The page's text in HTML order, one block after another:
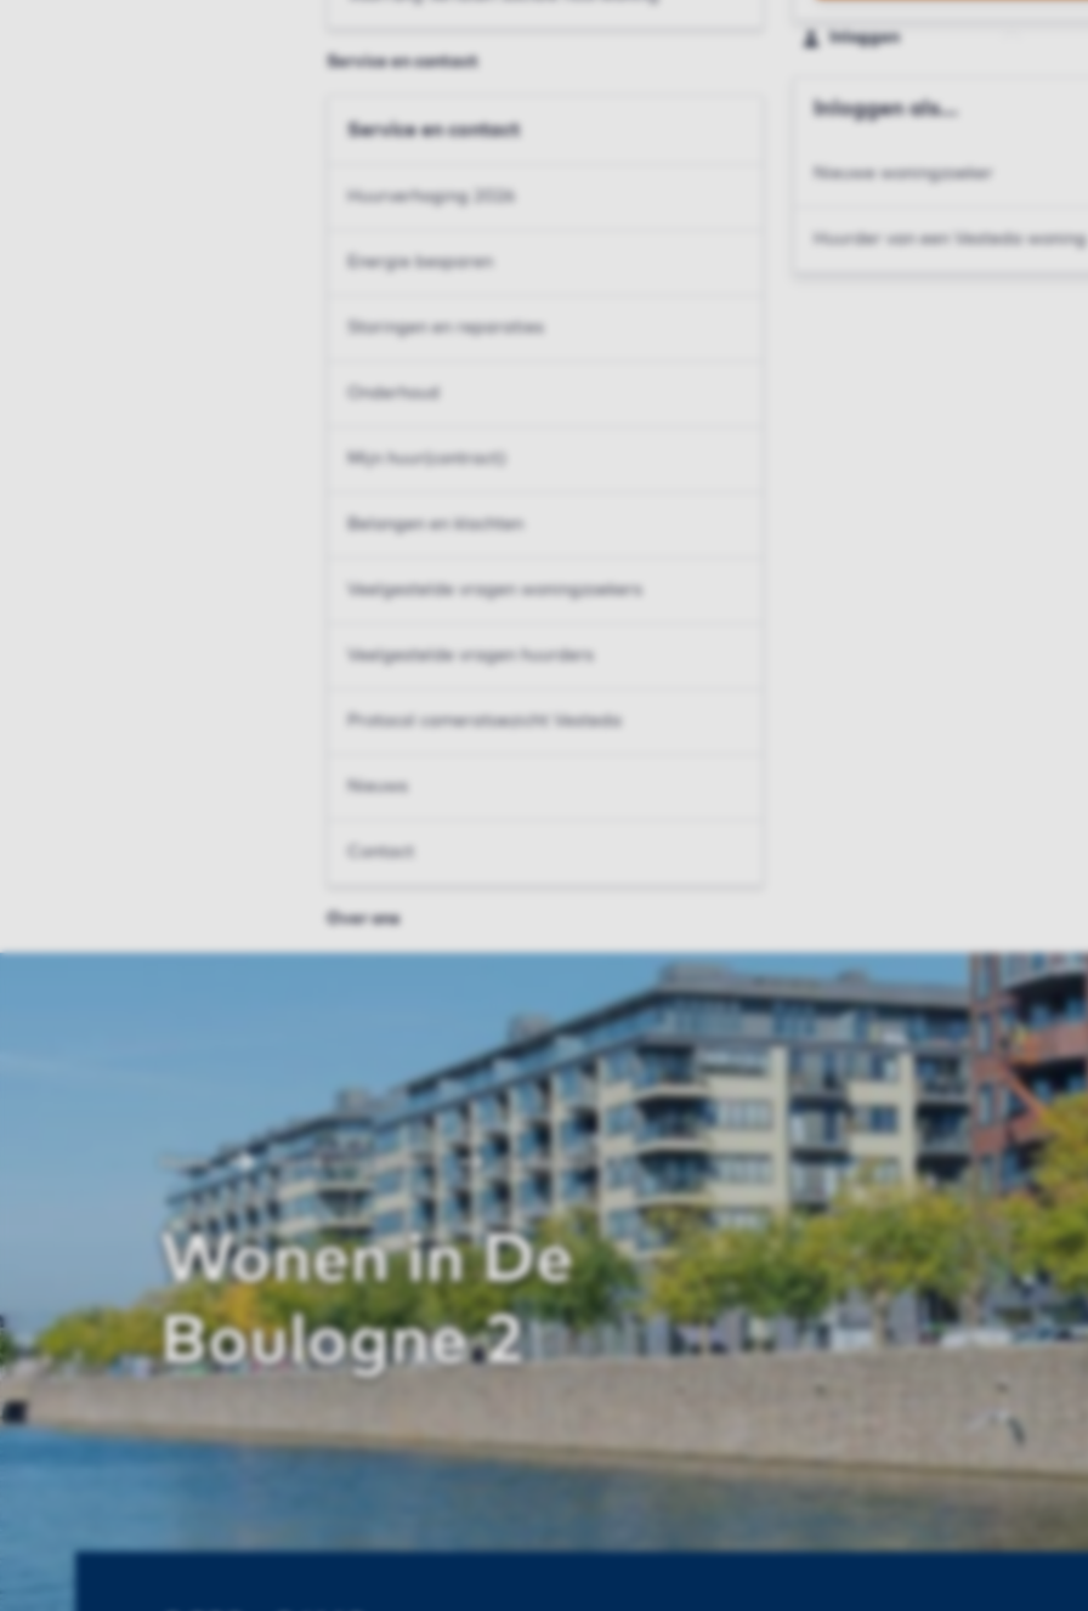
Service en contact
Service en contact
Huurverhoging 2026
Energie besparen
Storingen en reparaties
Onderhoud
Mijn huur(contract)
Belangen en klachten
Veelgestelde vragen woningzoekers
Veelgestelde vragen huurders
Protocol cameratoezicht Vesteda
Nieuws
Contact
Over ons
Inloggen
Inloggen als...
Nieuwe woningzoeker
Huurder van een Vesteda woning
Home Huurwoning Utrecht De Boulogne 2
Wonen in De
Boulogne 2